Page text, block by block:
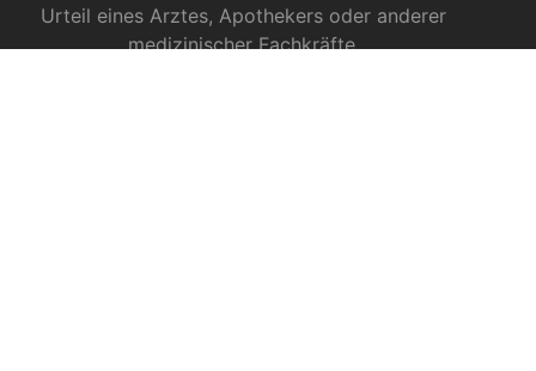
Urteil eines Arztes, Apothekers oder anderer
medizinischer Fachkräfte.